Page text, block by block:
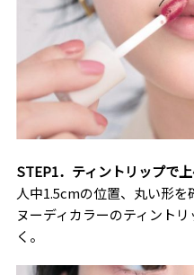
STEP1．ティントリップで
人中1.5cmの位置、丸い形を
ヌーディカラーのティント
く。